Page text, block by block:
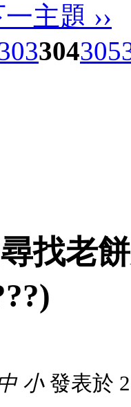
主題 ››
304305
找老
小發表於